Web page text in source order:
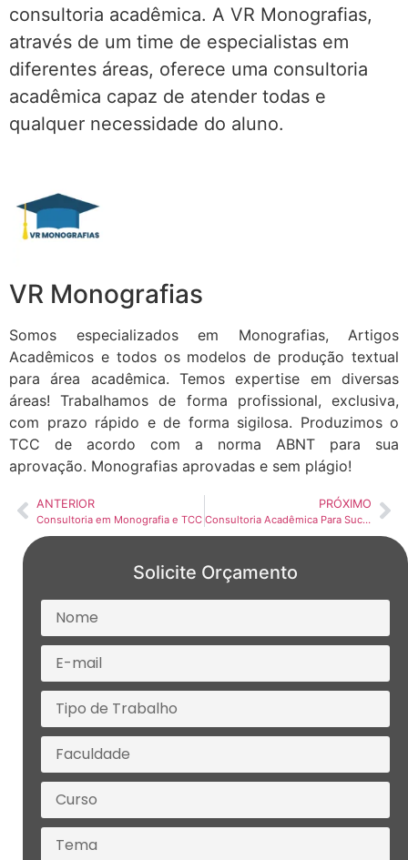
consultoria acadêmica. A VR Monografias,
através de um time de especialistas em
diferentes áreas, oferece uma consultoria
acadêmica capaz de atender todas e
qualquer necessidade do aluno.
VR Monografias
Somos especializados em Monografias, Artigos
Acadêmicos e todos os modelos de produção textual
para área acadêmica. Temos expertise em diversas
áreas! Trabalhamos de forma profissional, exclusiva,
com prazo rápido e de forma sigilosa. Produzimos o
TCC de acordo com a norma ABNT para sua
aprovação. Monografias aprovadas e sem plágio!
ANTERIOR
Consultoria em Monografia e TCC
PRÓXIMO
Consultoria Acadêmica Para Sucesso Acadêmico
Solicite Orçamento